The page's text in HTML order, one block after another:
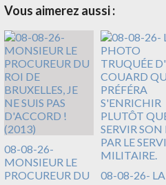
Vous aimerez aussi :
08-08-26-
MONSIEUR LE
PROCUREUR DU
08-08-26- LA